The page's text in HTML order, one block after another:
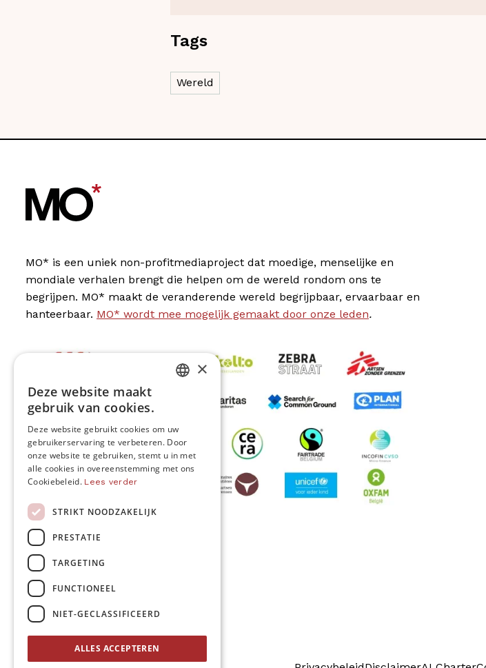
Tags
Wereld
MO* is een uniek non-profitmediaproject dat moedige, menselijke en
mondiale verhalen brengt die helpen om de wereld rondom ons te
begrijpen. MO* maakt de veranderende wereld begrijpbaar, ervaarbaar en
hanteerbaar. MO* wordt mee mogelijk gemaakt door onze leden.
MO* wordt gesteund door
Volg ons
ENGLISH
×
Deze website maakt
gebruik van cookies.
Deze website gebruikt cookies om uw
gebruikerservaring te verbeteren. Door
onze website te gebruiken, stemt u in met
alle cookies in overeenstemming met ons
Cookiebeleid. Lees verder
STRIKT NOODZAKELIJK
PRESTATIE
TARGETING
FUNCTIONEEL
NIET-GECLASSIFICEERD
ALLES ACCEPTEREN